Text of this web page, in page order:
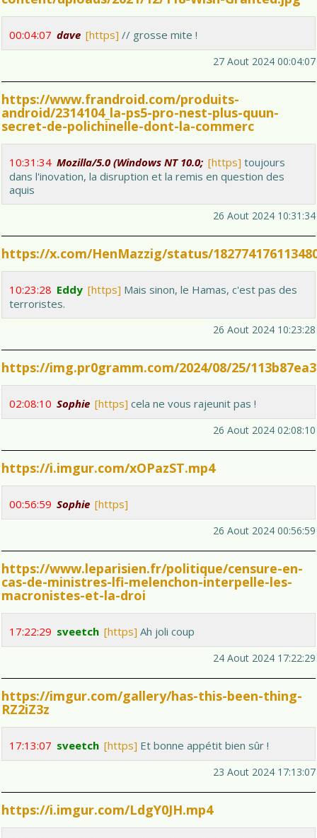
00:04:07 dave [https] // grosse mite !
27 Aout 2024 00:04:07
https://www.frandroid.com/produits-
android/2314104_la-ps5-pro-nest-plus-quun-
secret-de-polichinelle-dont-la-commerc
10:31:34 Mozilla/5.0 (Windows NT 10.0; [https] toujours
dans l'inovation, la disruption et la remis en question des
aquis
26 Aout 2024 10:31:34
https://x.com/HenMazzig/status/
10:23:28 Eddy [https] Mais sinon, le Hamas, c'est pas des
terroristes.
26 Aout 2024 10:23:28
https://img.pr0gramm.com/2024/08/25/
02:08:10 Sophie [https] cela ne vous rajeunit pas !
26 Aout 2024 02:08:10
https://i.imgur.com/xOPazST.mp4
00:56:59 Sophie [https]
26 Aout 2024 00:56:59
https://www.leparisien.fr/politique/censure-en-
cas-de-ministres-lfi-melenchon-interpelle-les-
macronistes-et-la-droi
17:22:29 sveetch [https] Ah joli coup
24 Aout 2024 17:22:29
https://imgur.com/gallery/has-this-been-thing-
RZ2iZ3z
17:13:07 sveetch [https] Et bonne appétit bien sûr !
23 Aout 2024 17:13:07
https://i.imgur.com/LdgY0JH.mp4